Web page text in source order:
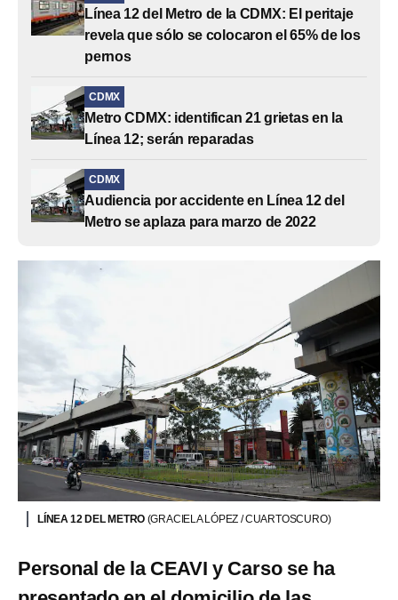
Línea 12 del Metro de la CDMX: El peritaje
revela que sólo se colocaron el 65% de los
pernos
CDMX
Metro CDMX: identifican 21 grietas en la
Línea 12; serán reparadas
CDMX
Audiencia por accidente en Línea 12 del
Metro se aplaza para marzo de 2022
LÍNEA 12 DEL METRO (GRACIELA LÓPEZ / CUARTOSCURO)
Personal de la CEAVI y Carso se ha